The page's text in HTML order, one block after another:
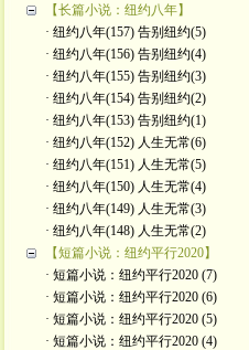
【长篇小说：纽约八年】
· 纽约八年(157) 告别纽约(5)
· 纽约八年(156) 告别纽约(4)
· 纽约八年(155) 告别纽约(3)
· 纽约八年(154) 告别纽约(2)
· 纽约八年(153) 告别纽约(1)
· 纽约八年(152) 人生无常(6)
· 纽约八年(151) 人生无常(5)
· 纽约八年(150) 人生无常(4)
· 纽约八年(149) 人生无常(3)
· 纽约八年(148) 人生无常(2)
【短篇小说：纽约平行2020】
· 短篇小说：纽约平行2020 (7)
· 短篇小说：纽约平行2020 (6)
· 短篇小说：纽约平行2020 (5)
· 短篇小说：纽约平行2020 (4)